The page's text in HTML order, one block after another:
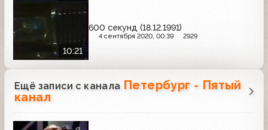
10:21
600 секунд (18.12.1991)
4 сентября 2020, 00:39 2929
Ещё записи с канала Петербург - Пятый
канал